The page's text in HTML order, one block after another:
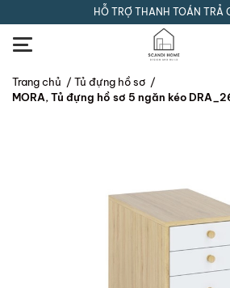
HỖ TRỢ THANH TOÁN TRẢ
Trang chủ / Tủ đựng hồ sơ /
MORA, Tủ đựng hồ sơ 5 ngăn kéo